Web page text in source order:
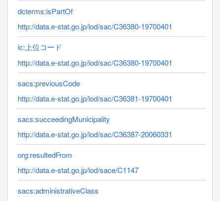
dcterms:isPartOf
http://data.e-stat.go.jp/lod/sac/C36380-19700401
ic:上位コード
http://data.e-stat.go.jp/lod/sac/C36380-19700401
sacs:previousCode
http://data.e-stat.go.jp/lod/sac/C36381-19700401
sacs:succeedingMunicipality
http://data.e-stat.go.jp/lod/sac/C36387-20060331
org:resultedFrom
http://data.e-stat.go.jp/lod/sace/C1147
sacs:administrativeClass